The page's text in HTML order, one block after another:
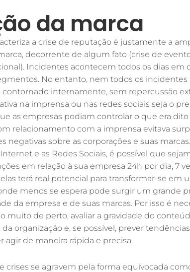
da marca
a crise de reputação é justamente a
decorrente de algum fato (crise de
Incidentes acontecem todos os dias em
No entanto, nem todos os incidentes
internamente, sem repercussão
na imprensa ou nas redes sociais seja o
as empresas podiam controlar o que era dito
relacionamento com a imprensa evitava
negativas sobre as corporações e suas
e as Redes Sociais, é possível que
em relação à sua empresa 24h por dia, 7
terá real potencial para transformar-se em
menos se espera pode surgir um grande
da empresa e de suas marcas. Por isso é
muito de perto, avaliar a gravidade do
organização e, se possível, prever
agir de maneira rápida e precisa.
crises se agravem pela forma equivocada